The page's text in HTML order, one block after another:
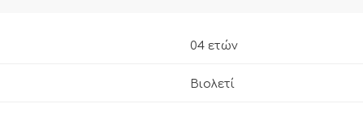
04 ετών
Βιολετί